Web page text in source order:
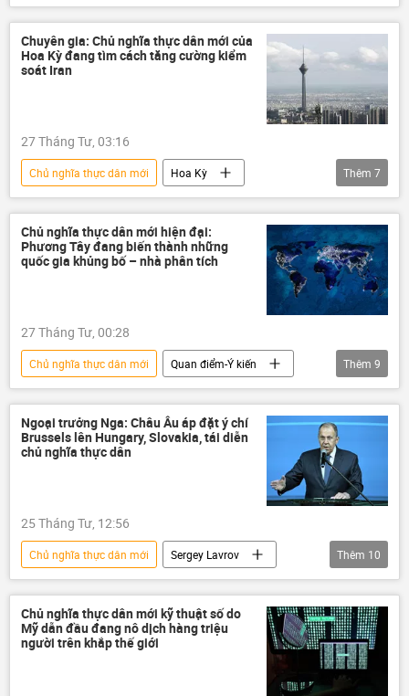
Quan điểm-Ý kiến
chuyên gia
Thế giới
Chính trị
Kinh tế
EU
Nga tài sản
Chuyên gia: Chủ nghĩa thực dân mới của
Hoa Kỳ đang tìm cách tăng cường kiểm
soát Iran
27 Tháng Tư, 03:16
Chủ nghĩa thực dân mới
Hoa Kỳ
Quan điểm-Ý kiến
Thế giới
chuyên gia
Chính trị
năng lượng
Iran
khủng hoảng
Thêm 7
Chủ nghĩa thực dân mới hiện đại:
Phương Tây đang biến thành những
quốc gia khủng bố – nhà phân tích
27 Tháng Tư, 00:28
Chủ nghĩa thực dân mới
Quan điểm-Ý kiến
chuyên gia
Thế giới
Chính trị
phương Tây
dầu mỏ
khủng bố
Iran
Hoa Kỳ EU
Thêm 9
Ngoại trưởng Nga: Châu Âu áp đặt ý chí
Brussels lên Hungary, Slovakia, tái diễn
chủ nghĩa thực dân
25 Tháng Tư, 12:56
Chủ nghĩa thực dân mới
Sergey Lavrov
Thế giới
Chính trị
Nga
Bộ Ngoại giao Nga
EU
Hungary
Slovakia
Châu Âu
năng lượng
Thêm 10
Chủ nghĩa thực dân mới kỹ thuật số do
Mỹ dẫn đầu đang nô dịch hàng triệu
người trên khắp thế giới